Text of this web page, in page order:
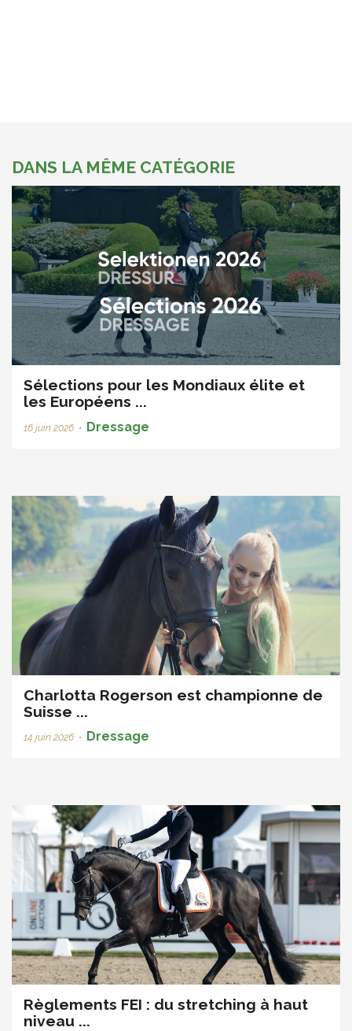
DANS LA MÊME CATÉGORIE
Sélections pour les Mondiaux élite et
les Européens ...
16 juin 2026 • Dressage
Charlotta Rogerson est championne de
Suisse ...
14 juin 2026 • Dressage
Règlements FEI : du stretching à haut
niveau ...